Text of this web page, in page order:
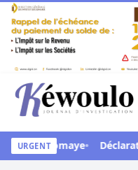
Aller au contenu
Kéwoulo, le premier
URGENT
Diomaye Déclaration